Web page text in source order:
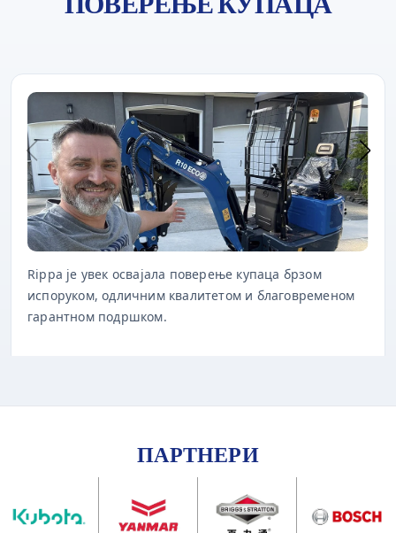
испоруком, одличним квалитетом и благовременом
гарантном подршком.
ПАРТНЕРИ